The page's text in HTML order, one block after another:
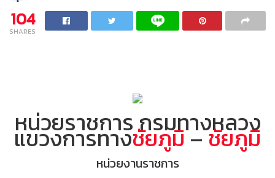
104
SHARES
หน่วยราชการ กรมทางหลวง
แขวงการทางชัยภูมิ–ชัยภูมิ
หน่วยงานราชการ